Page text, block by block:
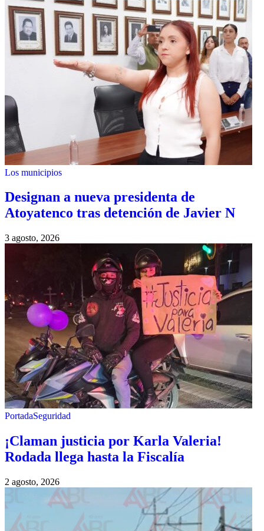
Los municipios
Designan a nueva presidenta de
Atoyatenco tras detención de Javier N
3 agosto, 2026
PortadaSeguridad
¡Claman justicia por Karla Valeria!
Rodada llega hasta la Fiscalía
2 agosto, 2026